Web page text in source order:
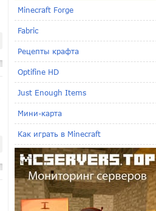
Minecraft Forge
Fabric
Рецепты крафта
Optifine HD
Just Enough Items
Мини-карта
Как играть в Minecraft